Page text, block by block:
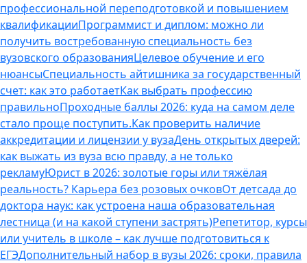
профессиональной переподготовкой и повышением
квалификацииПрограммист и диплом: можно ли
получить востребованную специальность без
вузовского образованияЦелевое обучение и его
нюансыСпециальность айтишника за государственный
счет: как это работаетКак выбрать профессию
правильноПроходные баллы 2026: куда на самом деле
стало проще поступить.Как проверить наличие
аккредитации и лицензии у вузаДень открытых дверей:
как выжать из вуза всю правду, а не только
рекламуЮрист в 2026: золотые горы или тяжёлая
реальность? Карьера без розовых очковОт детсада до
доктора наук: как устроена наша образовательная
лестница (и на какой ступени застрять)Репетитор, курсы
или учитель в школе – как лучше подготовиться к
ЕГЭДополнительный набор в вузы 2026: сроки, правила